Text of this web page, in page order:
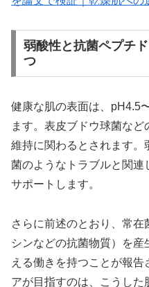
弱酸性と抗菌ペプチ
つ
健康な肌の表面は、pH4.5
ます。表皮ブドウ球菌な
維持に関わるとされます
菌のようなトラブルと関連
サポートします。
さらに前述のとおり、常
シンなどの抗菌物質）を
える働きを持つことが報
アが目指すのは、こうし